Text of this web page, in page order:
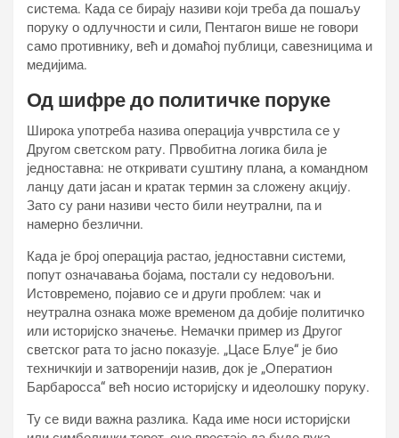
система. Када се бирају називи који треба да пошаљу
поруку о одлучности и сили, Пентагон више не говори
само противнику, већ и домаћој публици, савезницима и
медијима.
Од шифре до политичке поруке
Широка употреба назива операција учврстила се у
Другом светском рату. Првобитна логика била је
једноставна: не откривати суштину плана, а командном
ланцу дати јасан и кратак термин за сложену акцију.
Зато су рани називи често били неутрални, па и
намерно безлични.
Када је број операција растао, једноставни системи,
попут означавања бојама, постали су недовољни.
Истовремено, појавио се и други проблем: чак и
неутрална ознака може временом да добије политичко
или историјско значење. Немачки пример из Другог
светског рата то јасно показује. „Цасе Блуе“ је био
техничкији и затворенији назив, док је „Оператион
Барбаросса“ већ носио историјску и идеолошку поруку.
Ту се види важна разлика. Када име носи историјски